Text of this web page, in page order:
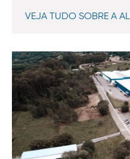
VEJA TUDO SOBRE A